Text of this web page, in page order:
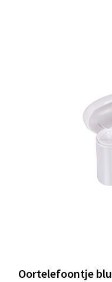
Oortelefoontje